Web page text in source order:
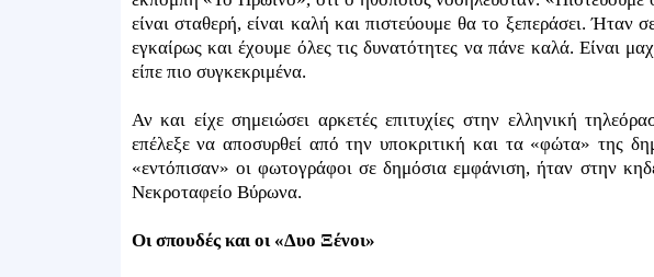
είναι σταθερή, είναι καλή και πιστεύουμε θα το ξεπεράσει. Ήταν
εγκαίρως και έχουμε όλες τις δυνατότητες να πάνε καλά. Είναι
είπε πιο συγκεκριμένα.
Αν και είχε σημειώσει αρκετές επιτυχίες στην ελληνική
επέλεξε να αποσυρθεί από την υποκριτική και τα «φώτα» της
«εντόπισαν» οι φωτογράφοι σε δημόσια εμφάνιση, ήταν στην
Νεκροταφείο Βύρωνα.
Οι σπουδές και οι «Δυο Ξένοι»